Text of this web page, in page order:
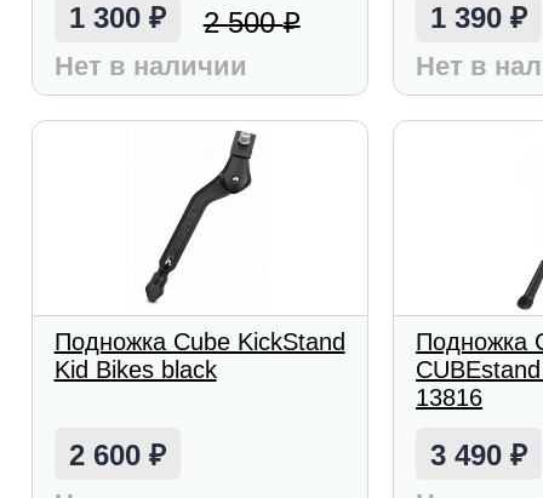
1 300 ₽ 2 500₽
Нет в наличии
1 390₽
Нет в
Подножка Cube KickStand
Kid Bikes black
2 600 ₽
Подножка
13816
3 490₽